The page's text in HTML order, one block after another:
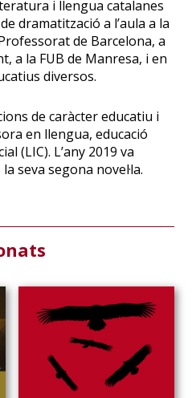
i llengua catalanes
dramatització a l’aula a la
de Barcelona, a
a la FUB de Manresa, i en
diversos.
de caràcter educatiu i
en llengua, educació
(LIC). L’any 2019 va
la seva segona novel·la.